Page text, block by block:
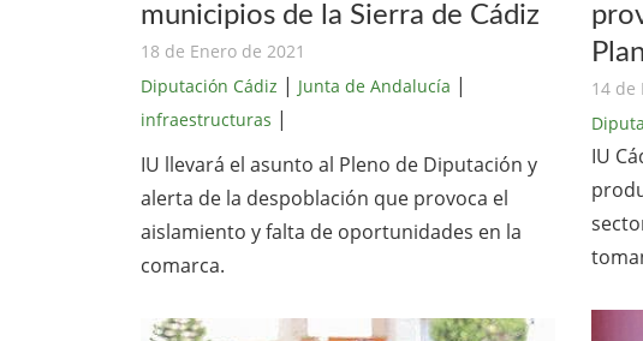
municipios de la Sierra de Cádiz
18 de Enero de 2021
Diputación Cádiz | Junta de Andalucía |
infraestructuras |
IU llevará el asunto al Pleno de Diputación y
alerta de la despoblación que provoca el
aislamiento y falta de oportunidades en la
comarca.
14 de
IU